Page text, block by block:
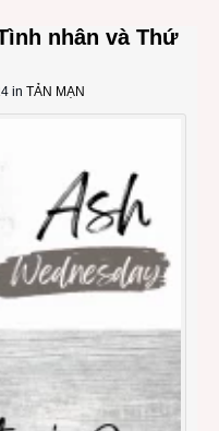
nhân và Thứ
in TẢN MẠN